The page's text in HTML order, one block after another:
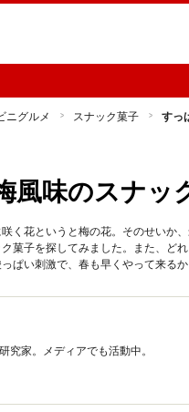
ニグルメ スナック菓子 すっ
風味のスナッ
く花というと梅の花。そのせいか
菓子を探してみました。また、ど
ぱい刺激で、春も早くやって来る
究家。メディアでも活動中。